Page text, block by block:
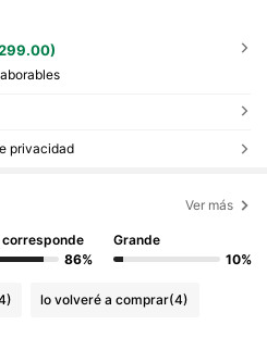
privacidad
Ver más
corresponde
86%
Grande
10%
lo volveré a comprar(4)